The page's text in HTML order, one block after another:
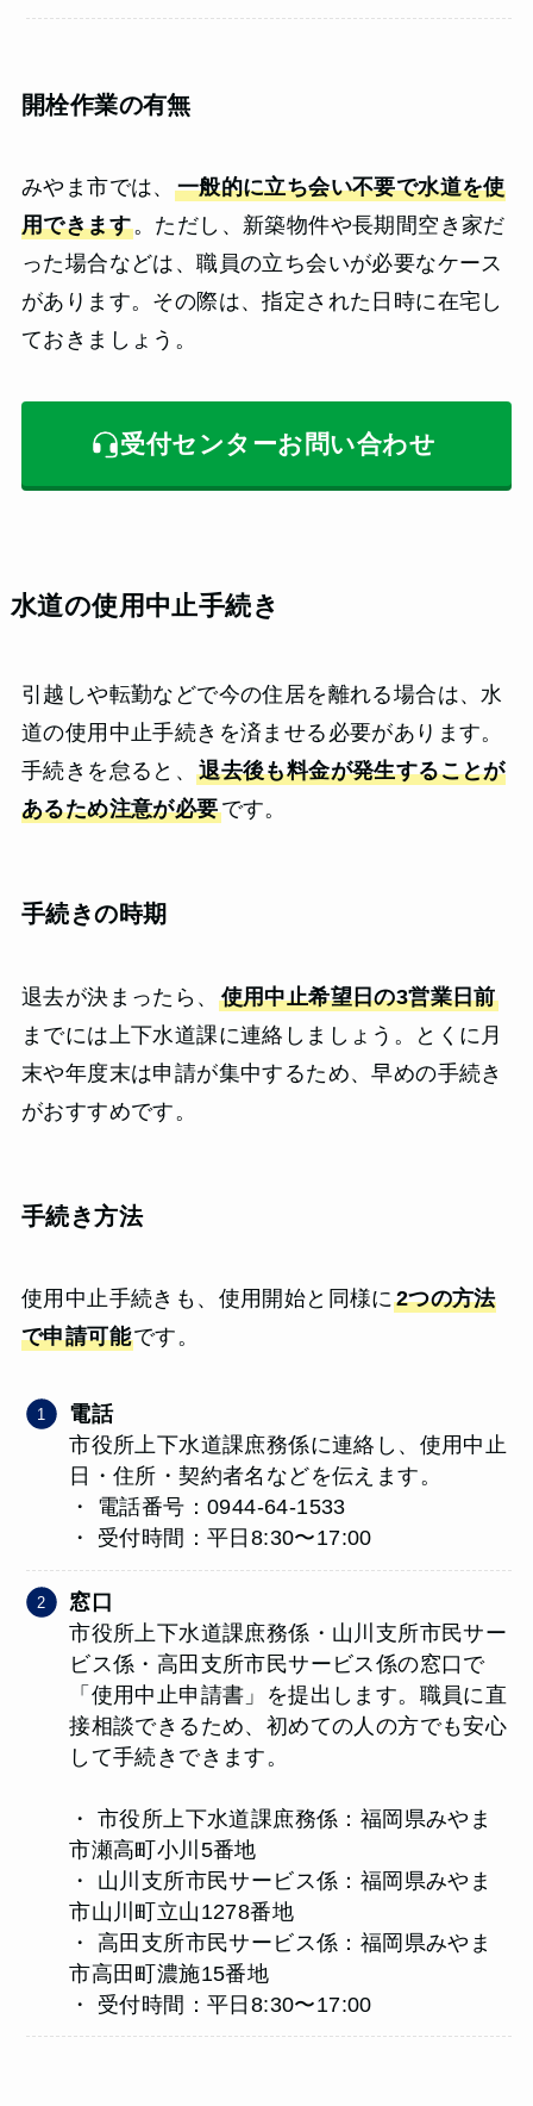
開栓作業の有無
みやま市では、 一般的に立ち会い不要で水道を使
用できます。ただし、新築物件や長期間空き家だ
った場合などは、職員の立ち会いが必要なケース
があります。その際は、指定された日時に在宅し
ておきましょう。
受付センターお問い合わせ
水道の使用中止手続き
引越しや転勤などで今の住居を離れる場合は、水
道の使用中止手続きを済ませる必要があります。
手続きを怠ると、退去後も料金が発生することが
あるため注意が必要です。
手続きの時期
退去が決まったら、 使用中止希望日の3営業日前
までには上下水道課に連絡しましょう。とくに月
末や年度末は申請が集中するため、早めの手続き
がおすすめです。
手続き方法
使用中止手続きも、使用開始と同様に2つの方法
で申請可能です。
電話
市役所上下水道課庶務係に連絡し、使用中止
日・住所・契約者名などを伝えます。
・ 電話番号：0944-64-1533
・ 受付時間：平日8:30〜17:00
窓口
市役所上下水道課庶務係・山川支所市民サー
ビス係・高田支所市民サービス係の窓口で
「使用中止申請書」を提出します。職員に直
接相談できるため、初めての人の方でも安心
して手続きできます。
・ 市役所上下水道課庶務係：福岡県みやま
市瀬高町小川5番地
・ 山川支所市民サービス係：福岡県みやま
市山川町立山1278番地
・ 高田支所市民サービス係：福岡県みやま
市高田町濃施15番地
・ 受付時間：平日8:30〜17:00